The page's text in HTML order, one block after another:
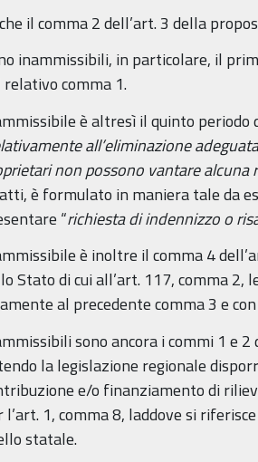
il comma 2 dell’art. 3 della
inammissibili, in particolare, il
relativo comma 1.
è altresì il quinto periodo
all’eliminazione
non possono vantare
è formulato in maniera tale da
“richiesta di indennizzo o
è inoltre il comma 4
Stato di cui all’art. 117, comma
al precedente comma 3 e
sono ancora i commi 1 e
la legislazione regionale
e/o finanziamento di
l’art. 1, comma 8, laddove si
statale.